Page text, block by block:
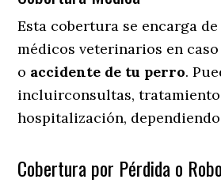
Esta cobertura se encarga
médicos veterinarios en caso
o accidente de tu perro.
incluirconsultas,
hospitalización,
Cobertura por Pérdida o Robo